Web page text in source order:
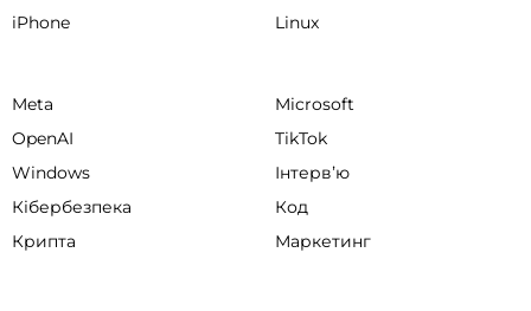
iPhone
Linux
Meta
Microsoft
OpenAI
TikTok
Windows
Інтервʼю
Кібербезпека
Код
Крипта
Маркетинг